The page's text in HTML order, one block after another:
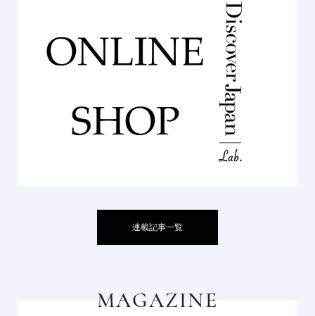
連載記事一覧
MAGAZINE